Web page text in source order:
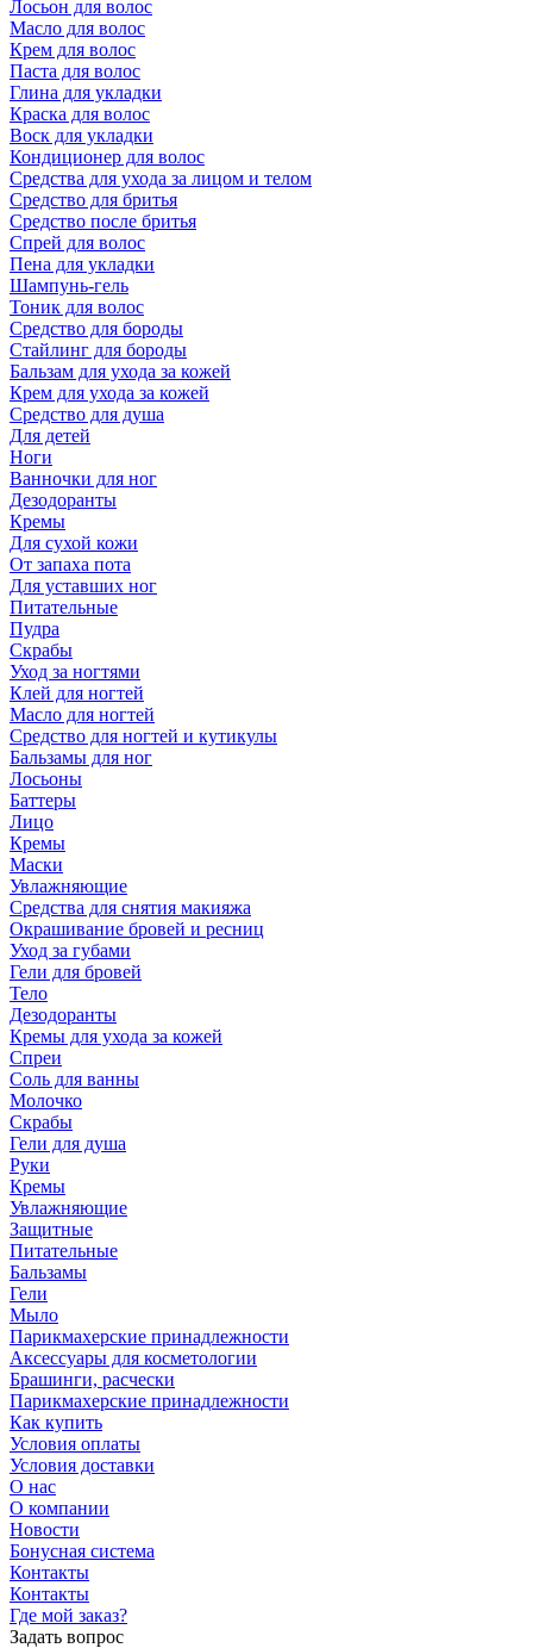
Лосьон для волос
Масло для волос
Крем для волос
Паста для волос
Глина для укладки
Краска для волос
Воск для укладки
Кондиционер для волос
Средства для ухода за лицом и телом
Средство для бритья
Средство после бритья
Спрей для волос
Пена для укладки
Шампунь-гель
Тоник для волос
Средство для бороды
Стайлинг для бороды
Бальзам для ухода за кожей
Крем для ухода за кожей
Средство для душа
Для детей
Ноги
Ванночки для ног
Дезодоранты
Кремы
Для сухой кожи
От запаха пота
Для уставших ног
Питательные
Пудра
Скрабы
Уход за ногтями
Клей для ногтей
Масло для ногтей
Средство для ногтей и кутикулы
Бальзамы для ног
Лосьоны
Баттеры
Лицо
Кремы
Маски
Увлажняющие
Средства для снятия макияжа
Окрашивание бровей и ресниц
Уход за губами
Гели для бровей
Тело
Дезодоранты
Кремы для ухода за кожей
Спреи
Соль для ванны
Молочко
Скрабы
Гели для душа
Руки
Кремы
Увлажняющие
Защитные
Питательные
Бальзамы
Гели
Мыло
Парикмахерские принадлежности
Аксессуары для косметологии
Брашинги, расчески
Парикмахерские принадлежности
Как купить
Условия оплаты
Условия доставки
О нас
О компании
Новости
Бонусная система
Контакты
Контакты
Где мой заказ?
Задать вопрос